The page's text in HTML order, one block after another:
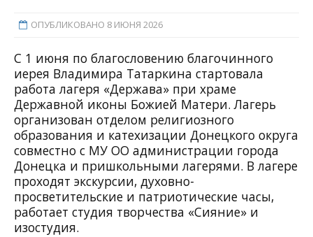
ОПУБЛИКОВАНО 8 ИЮНЯ 2026
С 1 июня по благословению благочинного
иерея Владимира Татаркина стартовала
работа лагеря «Держава» при храме
Державной иконы Божией Матери. Лагерь
организован отделом религиозного
образования и катехизации Донецкого округа
совместно с МУ ОО администрации города
Донецка и пришкольными лагерями. В лагере
проходят экскурсии, духовно-
просветительские и патриотические часы,
работает студия творчества «Сияние» и
изостудия.